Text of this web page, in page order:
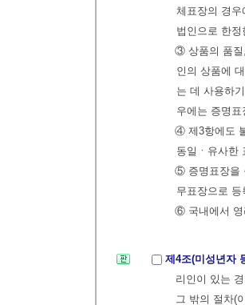
체표장의 경
법인으로 한
③ 상품의 품질
인의 상품에
는 데 사용하
우에는 증명
④ 제3항에도
동일ㆍ유사한
⑤ 증명표장을
무표장으로
⑥ 국내에서 영
제4조(미성년자
리인이 있는
그 밖의 절차(